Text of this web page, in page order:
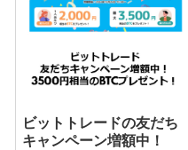
ビットトレードの友だち
キャンペーン増額中！